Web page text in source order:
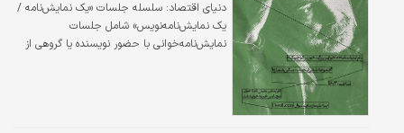
دنیای اقتصاد: سلسله جلسات «یک نمایش‌نامه /
یک نمایش‌نامه‌نویس» شامل جلسات
نمایش‌نامه‌خوانی با حضور نویسنده یا گروهی از